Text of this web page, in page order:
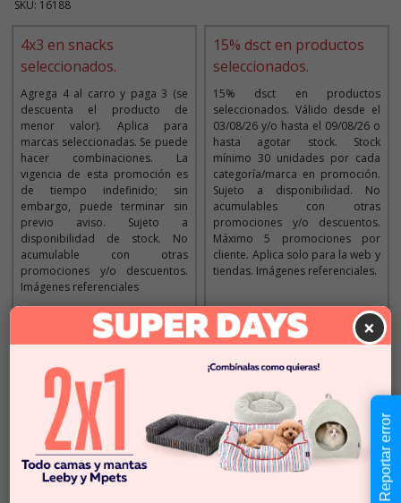
SKU: 16188
4x3 en snacks
seleccionados.
Agrega 4 al carro y paga 3 (se
descuenta el producto de
menor valor). Aplica para
marcas seleccionadas. Se puede
hacer combinaciones. La
vigencia de esta promoción es
de tiempo indefinido; sin
embargo, puede terminar sin
previo aviso. Sujeto a
disponibilidad de stock. No
acumulable con otras
promociones y/o descuentos.
Imágenes referenciales
15% dsct en productos
seleccionados.
15% dsct en productos
seleccionados. Válido desde el
03/08/26 y/o hasta el 09/08/26 o
hasta agotar stock. Stock
mínimo 30 unidades por cada
categoría/marca en promoción.
Sujeto a disponibilidad. No
acumulables con otras
promociones y/o descuentos.
Máximo 5 promociones por
cliente. Aplica solo para la web y
tiendas. Imágenes referenciales.
Cantidad:
- +
$2.990
En Stock
×
Reportar error